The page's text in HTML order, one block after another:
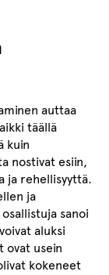
auttaa
täällä
kuin
nostivat esiin,
ja rehellisyyttä.
ja
sanoi
aluksi
ovat usein
kokeneet